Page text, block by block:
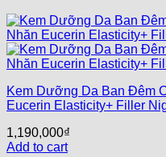
Kem Dưỡng Da Ban Đêm
Eucerin Elasticity+ Filler
1,190,000₫
Add to cart